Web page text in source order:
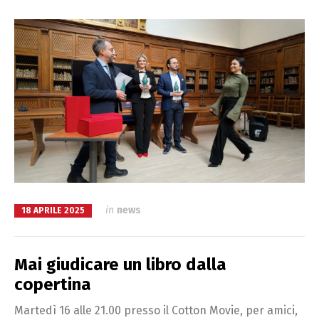
18 APRILE 2025 in news
Mai giudicare un libro dalla
copertina
Martedì 16 alle 21.00 presso il Cotton Movie, per amici,